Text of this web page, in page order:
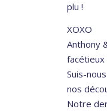
plu !
XOXO
Anthony
Suis-
nos
Notre